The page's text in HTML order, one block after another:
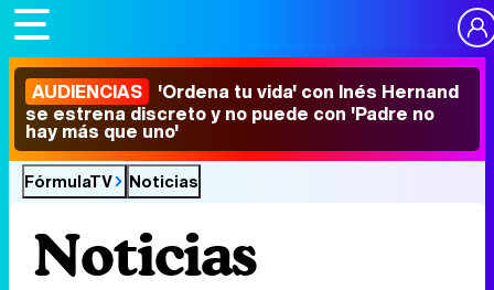
AUDIENCIAS 'Ordena tu vida' con Inés Hernand
se estrena discreto y no puede con 'Padre no
hay más que uno'
FórmulaTV Noticias
Noticias